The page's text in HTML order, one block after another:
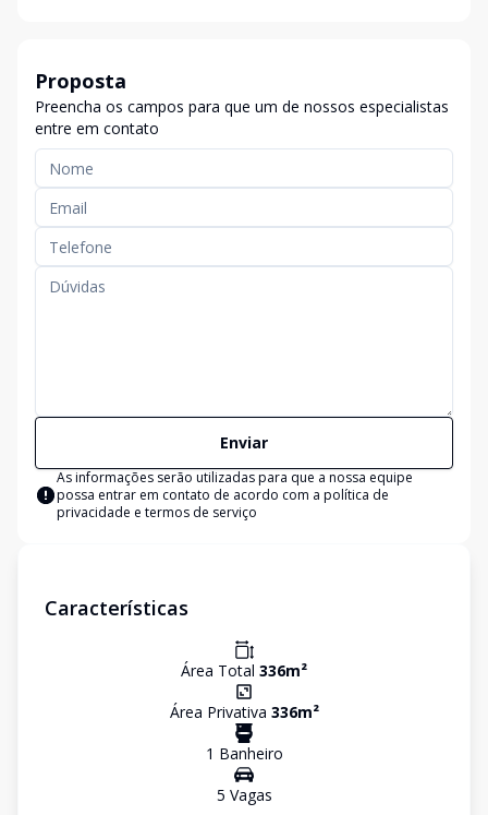
Proposta
Preencha os campos para que um de nossos especialistas
entre em contato
Enviar
As informações serão utilizadas para que a nossa equipe
possa entrar em contato de acordo com a política de
privacidade e termos de serviço
Características
Área Total 336m²
Área Privativa 336m²
1 Banheiro
5 Vagas